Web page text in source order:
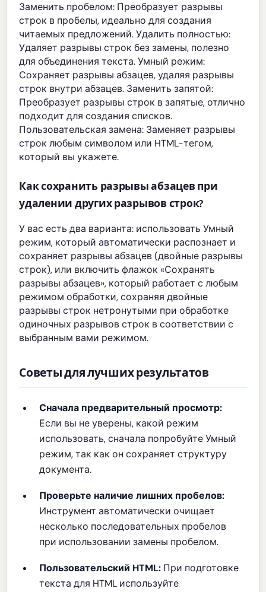
Заменить пробелом: Преобразует разрывы
строк в пробелы, идеально для создания
читаемых предложений. Удалить полностью:
Удаляет разрывы строк без замены, полезно
для объединения текста. Умный режим:
Сохраняет разрывы абзацев, удаляя разрывы
строк внутри абзацев. Заменить запятой:
Преобразует разрывы строк в запятые, отлично
подходит для создания списков.
Пользовательская замена: Заменяет разрывы
строк любым символом или HTML-тегом,
который вы укажете.
Как сохранить разрывы абзацев при
удалении других разрывов строк?
У вас есть два варианта: использовать Умный
режим, который автоматически распознает и
сохраняет разрывы абзацев (двойные разрывы
строк), или включить флажок «Сохранять
разрывы абзацев», который работает с любым
режимом обработки, сохраняя двойные
разрывы строк нетронутыми при обработке
одиночных разрывов строк в соответствии с
выбранным вами режимом.
Советы для лучших результатов
Сначала предварительный просмотр:
Если вы не уверены, какой режим
использовать, сначала попробуйте Умный
режим, так как он сохраняет структуру
документа.
Проверьте наличие лишних пробелов:
Инструмент автоматически очищает
несколько последовательных пробелов
при использовании замены пробелом.
Пользовательский HTML: При подготовке
текста для HTML используйте